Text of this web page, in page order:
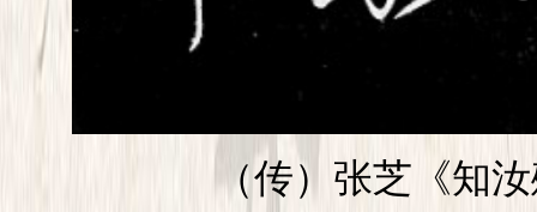
（传）张芝《知汝